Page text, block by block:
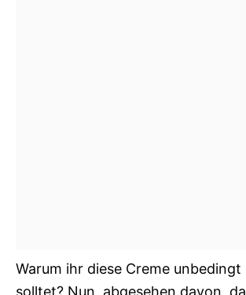
Warum ihr diese Creme unbedingt
solltet? Nun, abgesehen davon,